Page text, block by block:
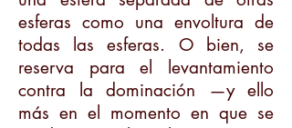
esferas como una envoltura de
todas las esferas. O bien, se
reserva para el levantamiento
contra la dominación —y ello
más en el momento en que se